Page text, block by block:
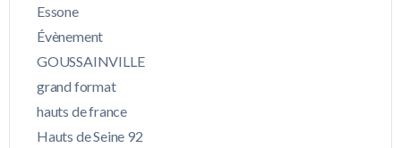
Essone
Évènement
GOUSSAINVILLE
grand format
hauts de france
Hauts de Seine 92